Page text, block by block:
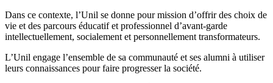
Dans ce contexte, l’Unil se donne pour mission d’offrir des choix de
vie et des parcours éducatif et professionnel d’avant-garde
intellectuellement, socialement et personnellement transformateurs.
L’Unil engage l’ensemble de sa communauté et ses alumni à utiliser
leurs connaissances pour faire progresser la société.